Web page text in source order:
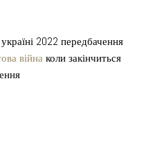
2022 передбачення
війнаколи закінчиться